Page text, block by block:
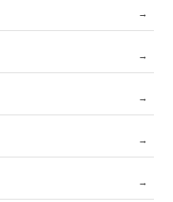
→
→
→
→
→